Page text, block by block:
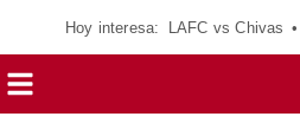
Hoy interesa: LAFC vs Chivas